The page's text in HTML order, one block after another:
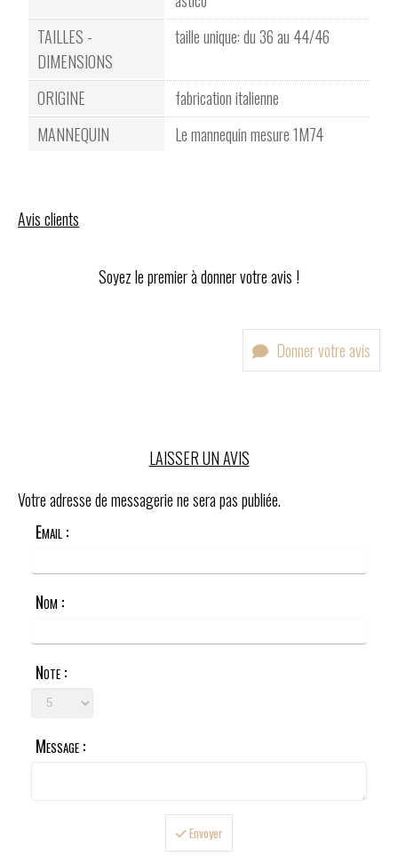
TAILLES -
DIMENSIONS
taille unique: du 36 au 44/46
ORIGINE
fabrication italienne
MANNEQUIN
Le mannequin mesure 1M74
Avis clients
Soyez le premier à donner votre avis !
Donner votre avis
LAISSER UN AVIS
Votre adresse de messagerie ne sera pas publiée.
Email :
Nom :
Note :
Message :
Envoyer